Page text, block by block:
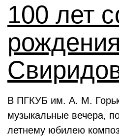
100 лет
В ПГКУБ им. А. М.
музыкальные вечера,
летнему юбилею